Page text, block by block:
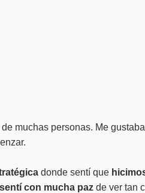
muchas personas. Me gustaba
donde sentí que
con mucha pazde ver tan